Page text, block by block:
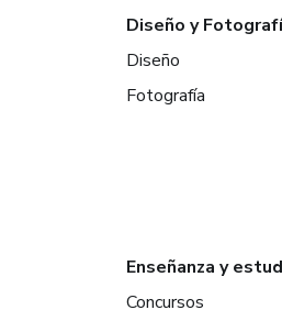
Diseño y
Diseño
Fotografía
Enseñanza y
Concursos